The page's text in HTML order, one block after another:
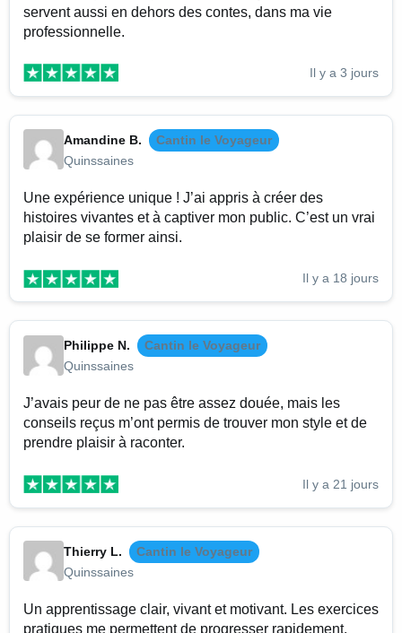
servent aussi en dehors des contes, dans ma vie
professionnelle.
Il y a 3 jours
Amandine B.
Cantin le Voyageur
Quinssaines
Une expérience unique ! J’ai appris à créer des
histoires vivantes et à captiver mon public. C’est un vrai
plaisir de se former ainsi.
Il y a 18 jours
Philippe N.
Cantin le Voyageur
Quinssaines
J’avais peur de ne pas être assez douée, mais les
conseils reçus m’ont permis de trouver mon style et de
prendre plaisir à raconter.
Il y a 21 jours
Thierry L.
Cantin le Voyageur
Quinssaines
Un apprentissage clair, vivant et motivant. Les exercices
pratiques me permettent de progresser rapidement.